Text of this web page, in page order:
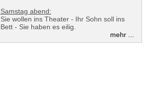
Samstag abend:
Sie wollen ins Theater - Ihr Sohn soll ins
Bett - Sie haben es eilig.
mehr ...